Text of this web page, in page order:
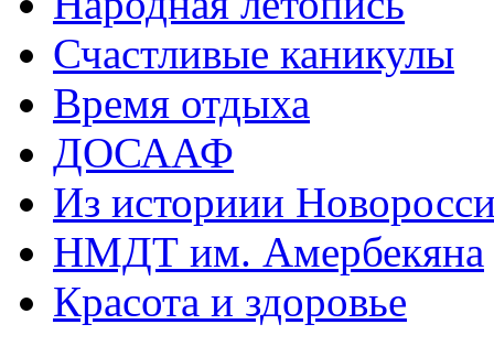
Счастливые каникулы
Время отдыха
ДОСААФ
Из историии
НМДТ им. Амербекяна
Красота и здоровье